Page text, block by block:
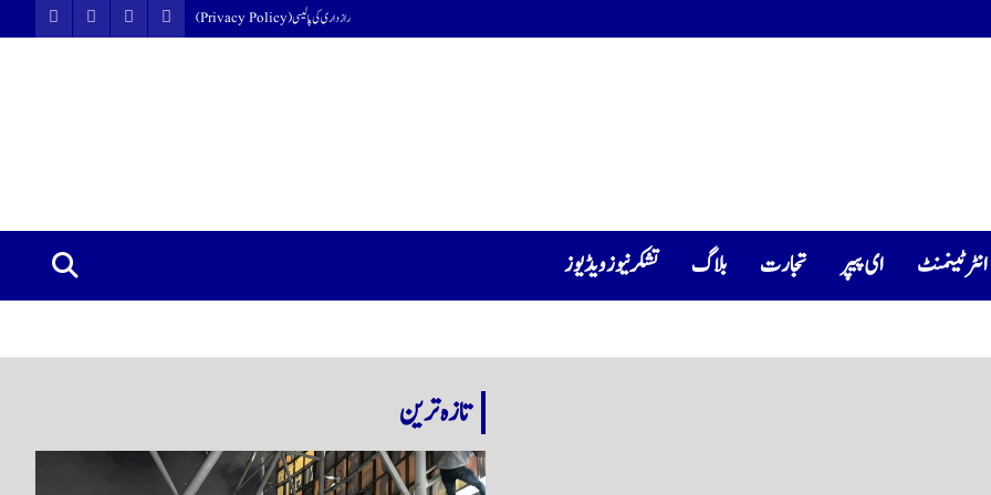
رازداری کی پالیسی (Privacy Policy)
انٹرٹینمنٹ ای پیپر تجارت بلاگ تشکرنیوز ویڈیوز
تازہ ترین